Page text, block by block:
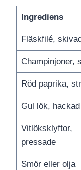
Ingrediens
Fläskfilé,
Champinjoner,
Röd paprika,
Gul lök, hackad
Vitlöksklyftor,
pressade
Smör eller olja